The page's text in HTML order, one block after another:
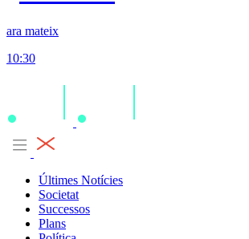
ara mateix
10:30
Últimes Notícies
Societat
Successos
Plans